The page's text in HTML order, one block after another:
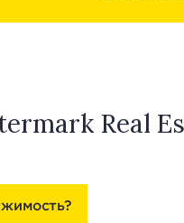
Real